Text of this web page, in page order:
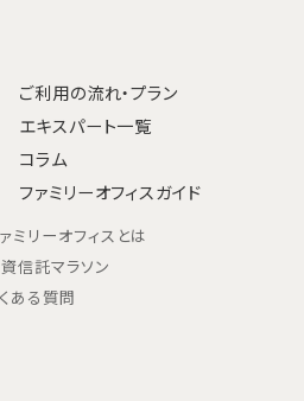
ご利用の流れ・プラン
エキスパート一覧
コラム
ファミリーオフィスガイド
ミリーオフィスとは
信託マラソン
ある質問